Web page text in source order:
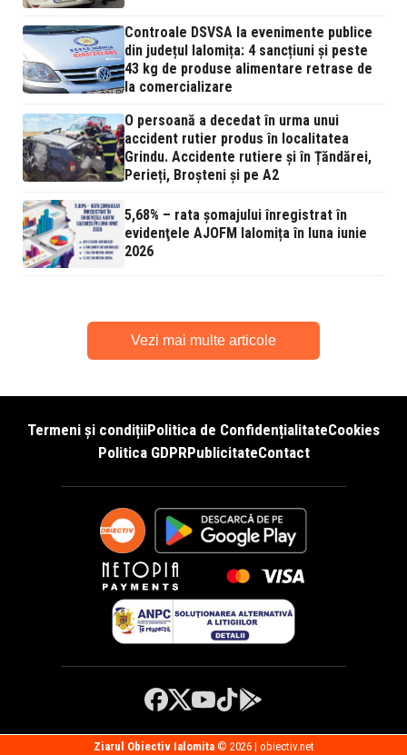
Controale DSVSA la evenimente publice
din județul Ialomița: 4 sancțiuni și peste
43 kg de produse alimentare retrase de
la comercializare
O persoană a decedat în urma unui
accident rutier produs în localitatea
Grindu. Accidente rutiere și în Țăndărei,
Perieți, Broșteni și pe A2
5,68% – rata şomajului înregistrat în
evidenţele AJOFM Ialomița în luna iunie
2026
Vezi mai multe articole
Termeni și condițiiPolitica de ConfidențialitateCookies
Politica GDPRPublicitateContact
Ziarul Obiectiv Ialomita© 2026 | obiectiv.net